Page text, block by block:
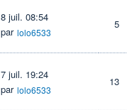
8 juil. 08:54
par lolo6533
5
7 juil. 19:24
par lolo6533
13